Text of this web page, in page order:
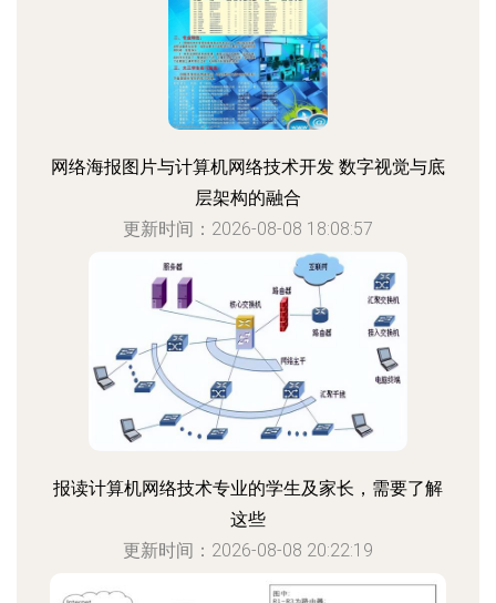
网络海报图片与计算机网络技术开发 数字视觉与底
层架构的融合
更新时间：2026-08-08 18:08:57
报读计算机网络技术专业的学生及家长，需要了解
这些
更新时间：2026-08-08 20:22:19